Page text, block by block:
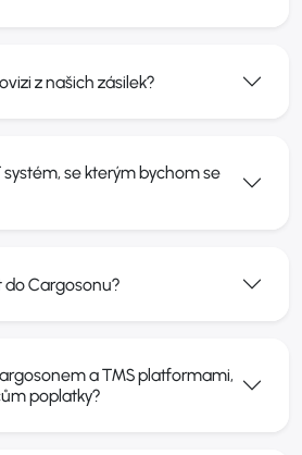
z našich zásilek?
se kterým bychom se
do Cargosonu?
a TMS platformami,
poplatky?